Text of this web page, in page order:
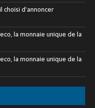
d’annoncer
la monnaie unique de la
la monnaie unique de la